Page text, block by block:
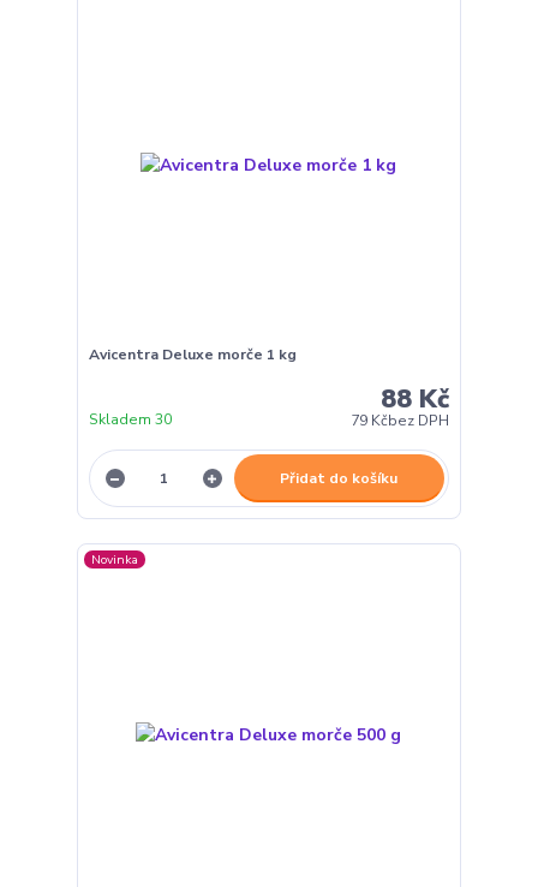
Avicentra Deluxe morče 1 kg
88 Kč
79 Kčbez DPH
Skladem 30
Přidat do košíku
Novinka